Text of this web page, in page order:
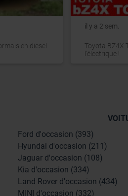
en diesel
il y a 2 sem.
Toyota BZ4X
l'électrique !
Ford d'occasion (393)
Hyundai d'occasion (211)
Jaguar d'occasion (108)
Kia d'occasion (334)
Land Rover d'occasion (434)
MINI d'occasion (332)